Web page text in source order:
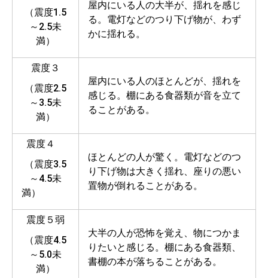
（震度1.5
～2.5未
満）
屋内にいる人の大半が、揺れを感じ
る。電灯などのつり下げ物が、わず
かに揺れる。
震度３
（震度2.5
～3.5未
満）
屋内にいる人のほとんどが、揺れを
感じる。棚にある食器類が音を立て
ることがある。
震度４
（震度3.5
～4.5未
満）
ほとんどの人が驚く。電灯などのつ
り下げ物は大きく揺れ、座りの悪い
置物が倒れることがある。
震度５弱
（震度4.5
～5.0未
満）
大半の人が恐怖を覚え、物につかま
りたいと感じる。棚にある食器類、
書棚の本が落ちることがある。